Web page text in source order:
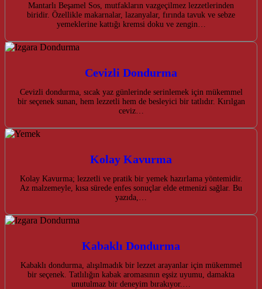
Mantarlı Beşamel Sos, mutfakların vazgeçilmez lezzetlerinden
biridir. Özellikle makarnalar, lazanyalar, fırında tavuk ve sebze
yemeklerine kattığı kremsi doku ve zengin…
Cevizli Dondurma
Cevizli dondurma, sıcak yaz günlerinde serinlemek için mükemmel
bir seçenek sunan, hem lezzetli hem de besleyici bir tatlıdır. Kırılgan
ceviz…
Kolay Kavurma
Kolay Kavurma; lezzetli ve pratik bir yemek hazırlama yöntemidir.
Az malzemeyle, kısa sürede enfes sonuçlar elde etmenizi sağlar. Bu
yazıda,…
Kabaklı Dondurma
Kabaklı dondurma, alışılmadık bir lezzet arayanlar için mükemmel
bir seçenek. Tatlılığın kabak aromasının eşsiz uyumu, damakta
unutulmaz bir deneyim bırakıyor.…